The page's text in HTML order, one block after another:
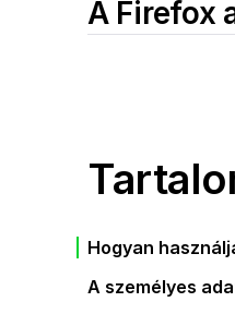
A Firefox
Hogyan
A személyes